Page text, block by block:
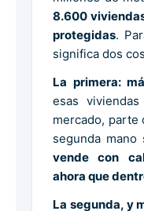
8.600
protegidas.
significa dos
La primera:
esas
mercado, parte
segunda
vende con
ahora que
La segunda, y